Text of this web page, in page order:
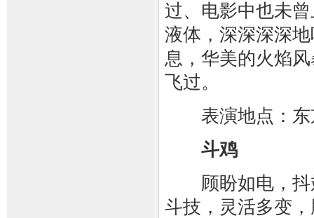
过、电影中也未
液体，深深深深
息，华美的火焰
飞过。
表演地点：东
斗鸡
顾盼如电，抖
斗技，灵活多变